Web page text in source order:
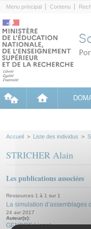
Menu principal Contenu
Accueil > Liste des individus > S
STRICHER Alain
Les publications associées
Ressources 1 à 1 sur 1
La simulation
24 avr 2017
Auteur(s):
GENDRE Lionel